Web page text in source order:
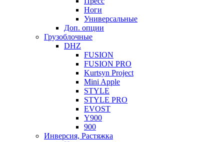
Ноги
Универсальные
Доп. опции
Грузоблочные
DHZ
FUSION
FUSION PRO
Kurtsyn Project
Mini Apple
STYLE
STYLE PRO
EVOST
Y900
900
Инверсия, Растяжка